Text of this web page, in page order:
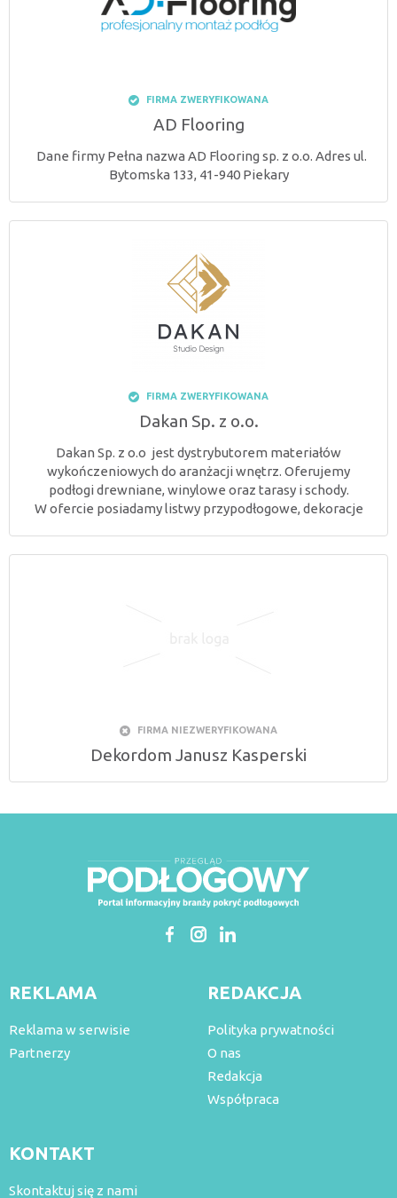
FIRMA ZWERYFIKOWANA
AD Flooring
Dane firmy Pełna nazwa AD Flooring sp. z o.o. Adres ul.
Bytomska 133, 41-940 Piekary
FIRMA ZWERYFIKOWANA
Dakan Sp. z o.o.
Dakan Sp. z o.o jest dystrybutorem materiałów
wykończeniowych do aranżacji wnętrz. Oferujemy
podłogi drewniane, winylowe oraz tarasy i schody.
W ofercie posiadamy listwy przypodłogowe, dekoracje
FIRMA NIEZWERYFIKOWANA
Dekordom Janusz Kasperski
REKLAMA
Reklama w serwisie
Partnerzy
REDAKCJA
Polityka prywatności
O nas
Redakcja
Współpraca
KONTAKT
Skontaktuj się z nami